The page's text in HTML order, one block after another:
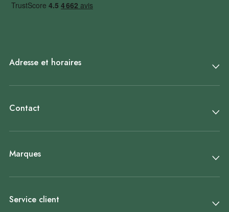
Adresse et horaires
Contact
Marques
Service client